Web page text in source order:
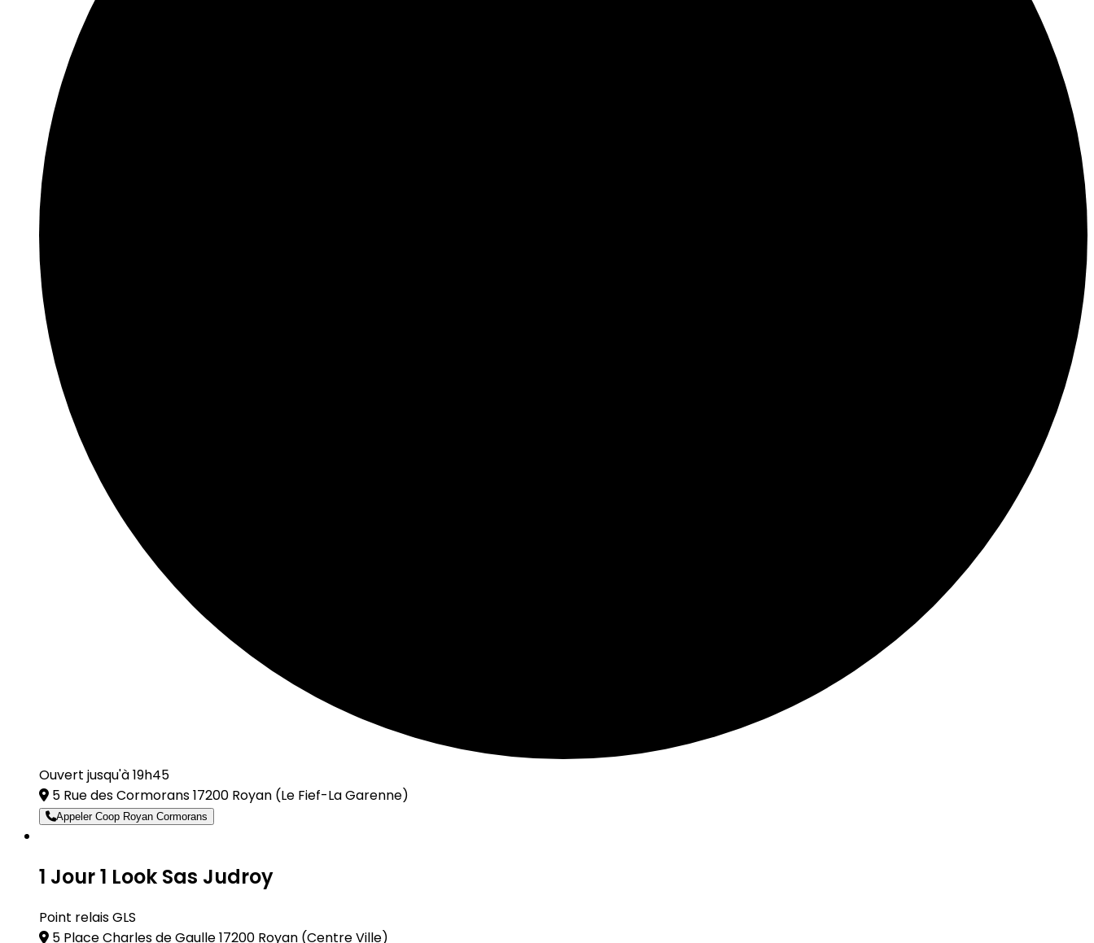
Ouvert jusqu'à 19h45
5 Rue des Cormorans 17200 Royan (Le Fief-La Garenne)
Appeler Coop Royan Cormorans
1 Jour 1 Look Sas Judroy
Point relais GLS
5 Place Charles de Gaulle 17200 Royan (Centre Ville)